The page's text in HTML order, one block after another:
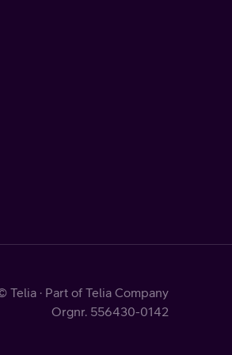
Telia · Part of Telia Company
Orgnr. 556430-0142